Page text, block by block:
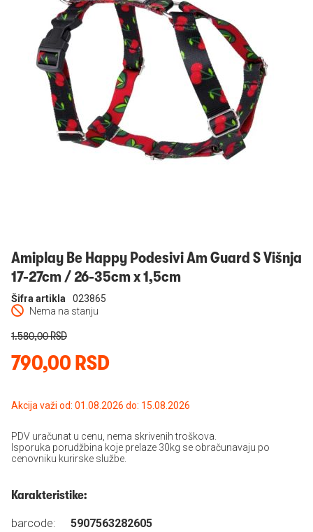
Prijavi se
Amiplay Be Happy Podesivi Am Guard S Višnja
17-27cm / 26-35cm x 1,5cm
Nema na stanju
Šifra artikla 023865
790,00 RSD
1.580,00 RSD
Akcija važi od: 01.08.2026 do: 15.08.2026
PDV uračunat u cenu, nema skrivenih troškova.
Isporuka porudžbina koje prelaze 30kg se obračunavaju po
cenovniku kurirske službe.
Karakteristike:
barcode:
5907563282605